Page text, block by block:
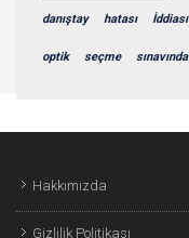
danıştay hatası İddiası
optik seçme sınavında
Hakkımızda
Gizlilik Politikası